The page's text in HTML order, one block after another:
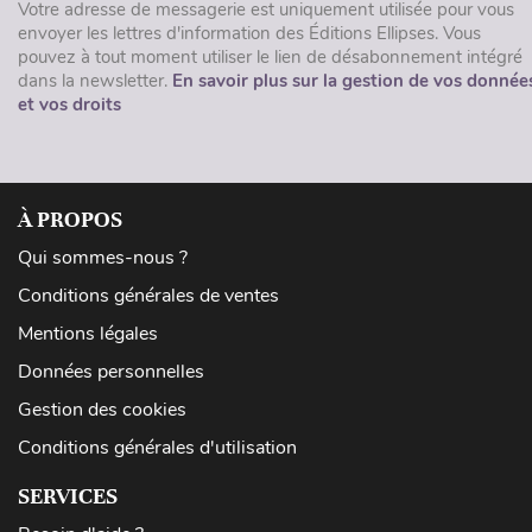
Votre adresse de messagerie est uniquement utilisée pour vous
envoyer les lettres d'information des Éditions Ellipses. Vous
pouvez à tout moment utiliser le lien de désabonnement intégré
dans la newsletter. En savoir plus sur la gestion de vos
et vos droits
À PROPOS
Qui sommes-nous ?
Conditions générales de ventes
Mentions légales
Données personnelles
Gestion des cookies
Conditions générales d'utilisation
SERVICES